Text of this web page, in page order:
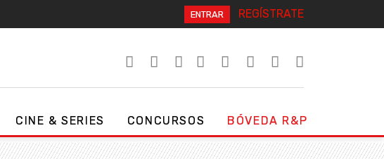
ENTRAR REGÍSTRATE
CINE & SERIES CONCURSOS BÓVEDA R&P